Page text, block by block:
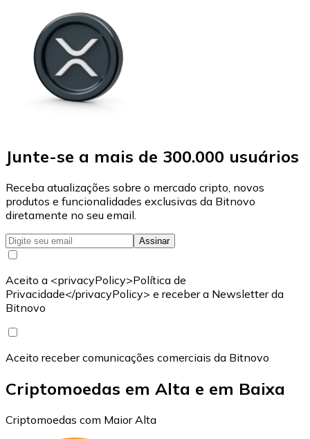
Junte-se a mais de 300.000 usuários
Receba atualizações sobre o mercado cripto, novos
produtos e funcionalidades exclusivas da Bitnovo
diretamente no seu email.
Assinar
Aceito a <privacyPolicy>Política de
Privacidade</privacyPolicy> e receber a Newsletter da
Bitnovo
Aceito receber comunicações comerciais da Bitnovo
Criptomoedas em Alta e em Baixa
Criptomoedas com Maior Alta